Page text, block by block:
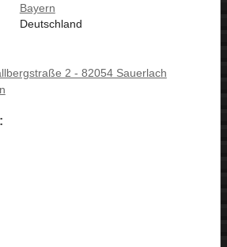
Bayern
Deutschland
2 - 82054 Sauerlach